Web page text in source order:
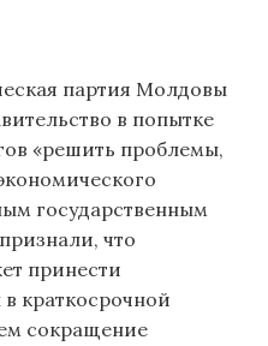
партия Молдовы
в попытке
«решить проблемы,
государственным
что
принести
краткосрочной
сокращение